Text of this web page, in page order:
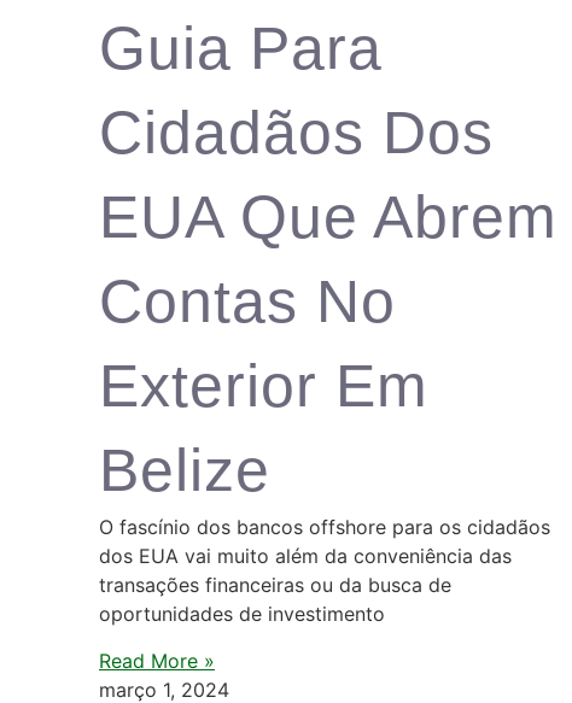
Guia Para
Cidadãos Dos
EUA Que Abrem
Contas No
Exterior Em
Belize
O fascínio dos bancos offshore para os cidadãos
dos EUA vai muito além da conveniência das
transações financeiras ou da busca de
oportunidades de investimento
Read More »
março 1, 2024